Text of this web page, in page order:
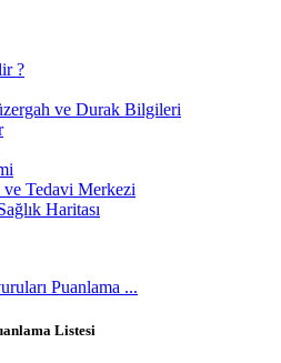
?
ve Durak Bilgileri
ve Tedavi Merkezi
Haritası
Puanlama ...
Listesi